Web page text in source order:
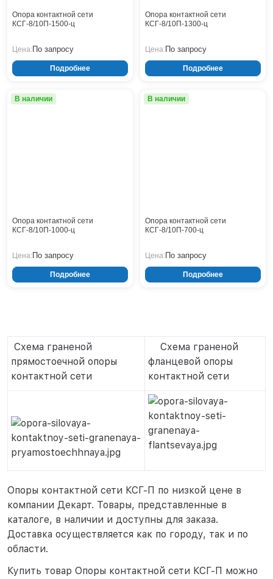
Опора контактной сети
КСГ-8/10П-1500-ц
Цена:По запросу
Подробнее
Опора контактной сети
КСГ-8/10П-1300-ц
Цена:По запросу
Подробнее
В наличии
Опора контактной сети
КСГ-8/10П-1000-ц
Цена:По запросу
Подробнее
В наличии
Опора контактной сети
КСГ-8/10П-700-ц
Цена:По запросу
Подробнее
Схема граненой
прямостоечной опоры
контактной сети
Схема граненой
фланцевой опоры
контактной сети
Опоры контактной сети КСГ-П по низкой цене в
компании Декарт. Товары, представленные в
каталоге, в наличии и доступны для заказа.
Доставка осуществляется как по городу, так и по
области.
Купить товар Опоры контактной сети КСГ-П можно